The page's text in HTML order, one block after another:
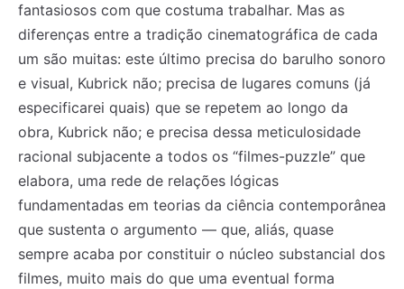
fantasiosos com que costuma trabalhar. Mas as
diferenças entre a tradição cinematográfica de cada
um são muitas: este último precisa do barulho sonoro
e visual, Kubrick não; precisa de lugares comuns (já
especificarei quais) que se repetem ao longo da
obra, Kubrick não; e precisa dessa meticulosidade
racional subjacente a todos os “filmes-puzzle” que
elabora, uma rede de relações lógicas
fundamentadas em teorias da ciência contemporânea
que sustenta o argumento — que, aliás, quase
sempre acaba por constituir o núcleo substancial dos
filmes, muito mais do que uma eventual forma